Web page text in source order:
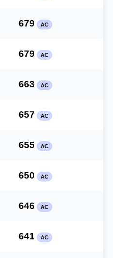
679 AC
679 AC
663 AC
657 AC
655 AC
650 AC
646 AC
641 AC